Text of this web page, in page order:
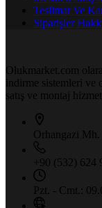
Teslimat Ve
Siparişler
Olukmarket.com
indirme sistemleri ve
satış ve montaj
Orhangazi
+90 (532) 624
Pzt. - Cmt.: